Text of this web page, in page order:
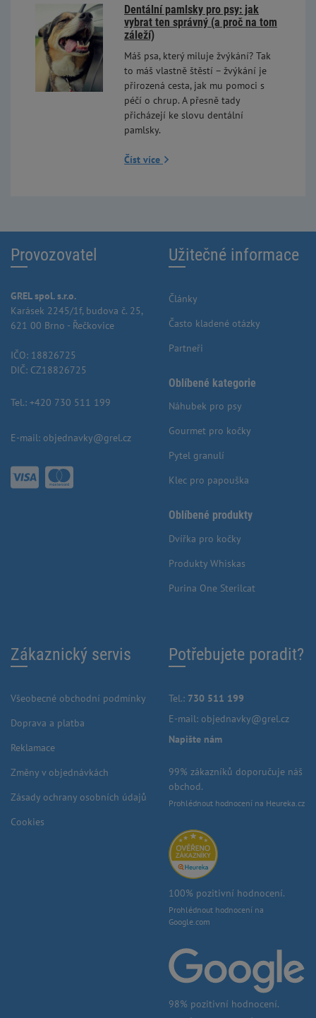
Dentální pamlsky pro psy: jak
vybrat ten správný (a proč na tom
záleží)
Máš psa, který miluje žvýkání? Tak
to máš vlastně štěstí – žvýkání je
přirozená cesta, jak mu pomoci s
péčí o chrup. A přesně tady
přicházejí ke slovu dentální
pamlsky.
Číst více
Provozovatel
GREL spol. s.r.o.
Karásek 2245/1f, budova č. 25,
621 00 Brno - Řečkovice
IČO: 18826725
DIČ: CZ18826725
Tel.: +420 730 511 199
E-mail: objednavky@grel.cz
Užitečné informace
Články
Často kladené otázky
Partneři
Oblíbené kategorie
Náhubek pro psy
Gourmet pro kočky
Pytel granulí
Klec pro papouška
Oblíbené produkty
Dvířka pro kočky
Produkty Whiskas
Purina One Sterilcat
Zákaznický servis
Všeobecné obchodní podmínky
Doprava a platba
Reklamace
Změny v objednávkách
Zásady ochrany osobních údajů
Cookies
Potřebujete poradit?
Tel.: 730 511 199
E-mail: objednavky@grel.cz
Napište nám
99% zákazníků doporučuje náš
obchod.
Prohlédnout hodnocení na Heureka.cz
100% pozitivní hodnocení.
Prohlédnout hodnocení na
Google.com
98% pozitivní hodnocení.